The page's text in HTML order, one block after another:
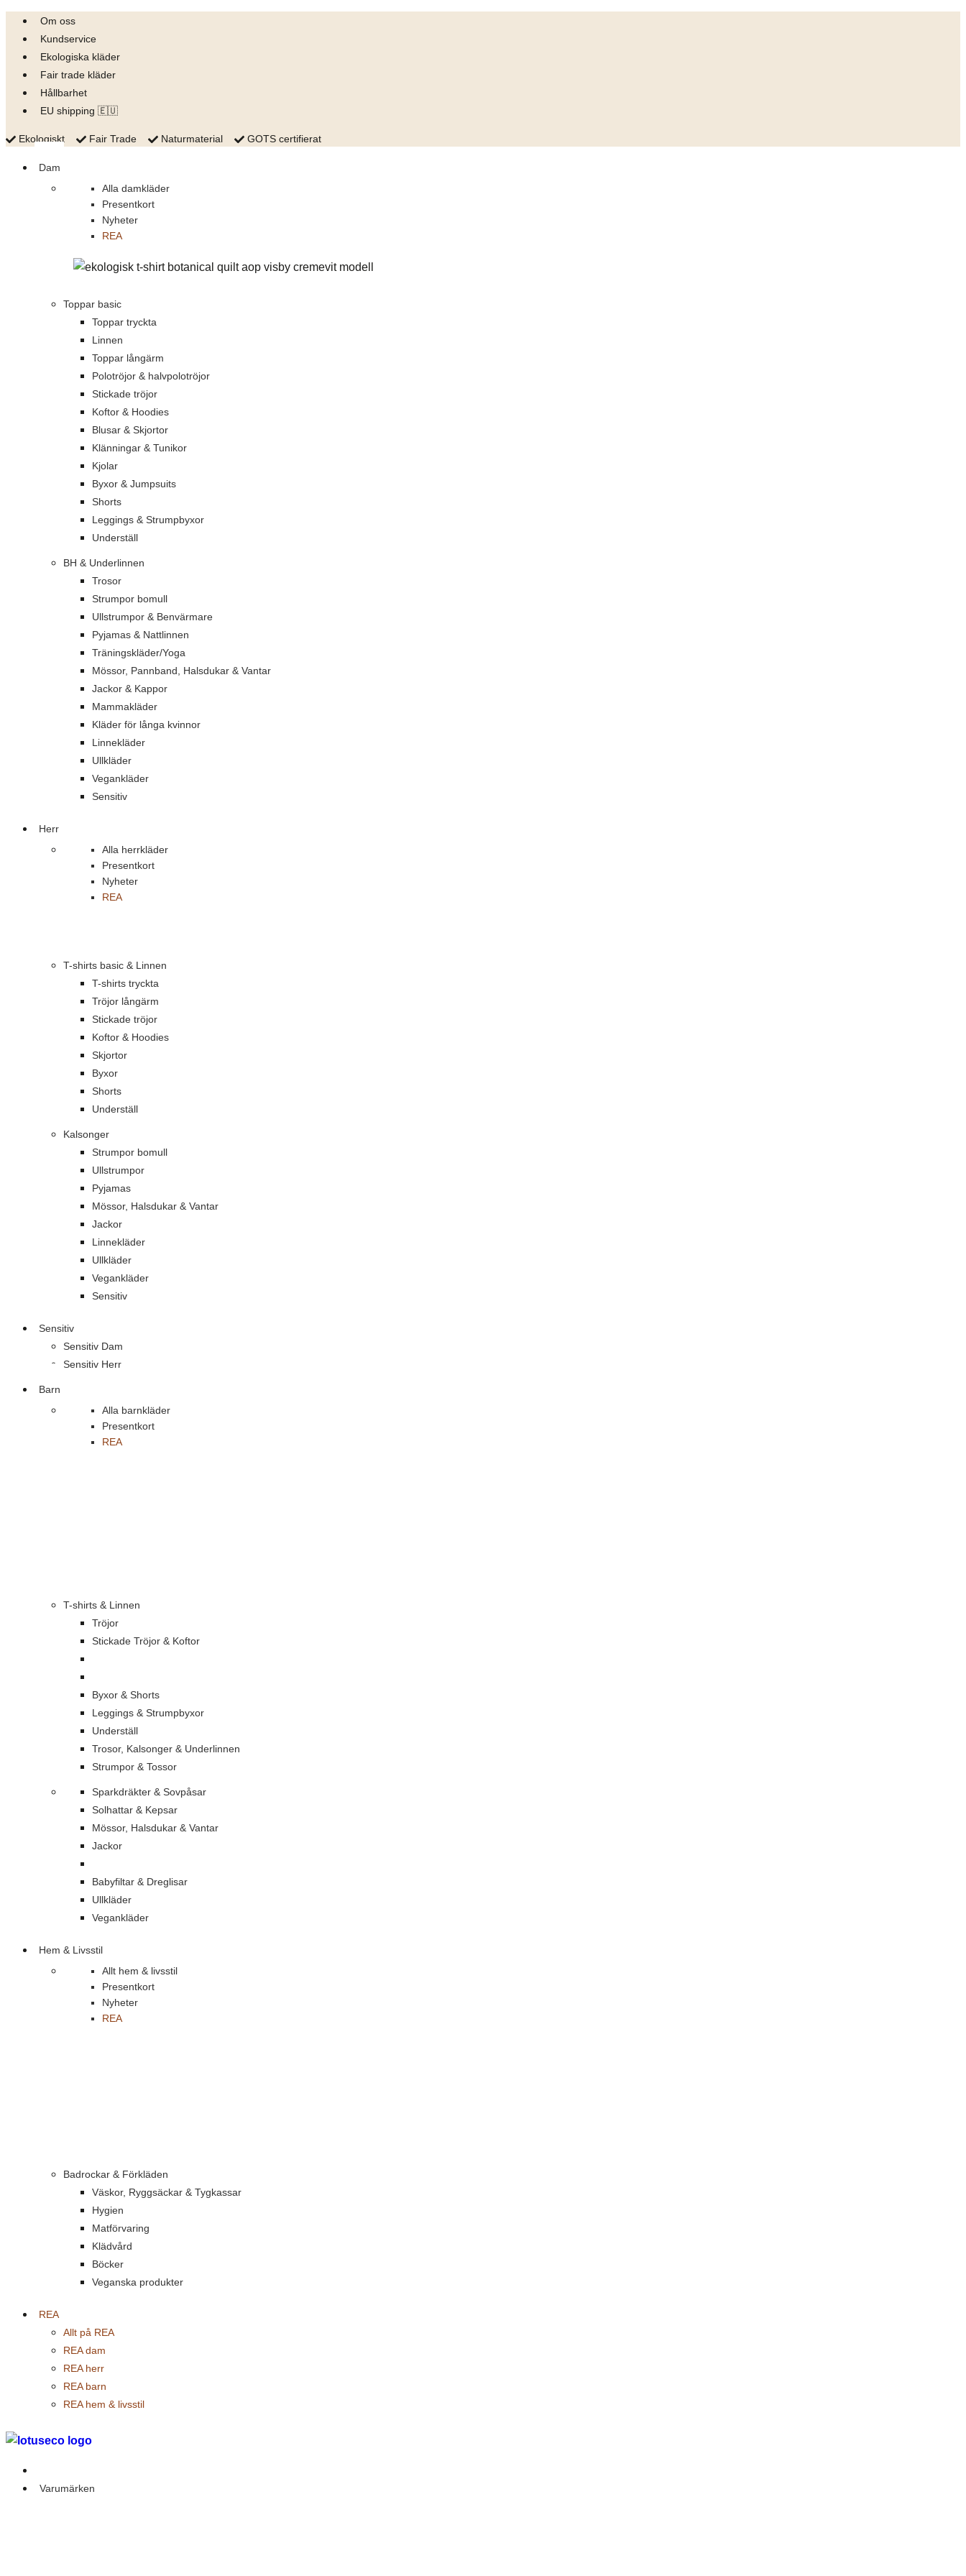
Skip
content
Om oss
Kundservice
Ekologiska kläder
Fair trade kläder
Hållbarhet
EU shipping 🇪🇺
Ekologiskt Fair Trade Naturmaterial GOTS certifierat
Dam
Alla damkläder
Presentkort
Nyheter
REA
Toppar basic
Toppar tryckta
Linnen
Toppar långärm
Polotröjor & halvpolotröjor
Stickade tröjor
Koftor & Hoodies
Blusar & Skjortor
Klänningar & Tunikor
Kjolar
Byxor & Jumpsuits
Shorts
Leggings & Strumpbyxor
Underställ
BH & Underlinnen
Trosor
Strumpor bomull
Ullstrumpor & Benvärmare
Pyjamas & Nattlinnen
Träningskläder/Yoga
Mössor, Pannband, Halsdukar & Vantar
Jackor & Kappor
Mammakläder
Kläder för långa kvinnor
Linnekläder
Ullkläder
Vegankläder
Sensitiv
Herr
Alla herrkläder
Presentkort
Nyheter
REA
T-shirts basic & Linnen
T-shirts tryckta
Tröjor långärm
Stickade tröjor
Koftor & Hoodies
Skjortor
Byxor
Shorts
Underställ
Kalsonger
Strumpor bomull
Ullstrumpor
Pyjamas
Mössor, Halsdukar & Vantar
Jackor
Linnekläder
Ullkläder
Vegankläder
Sensitiv
Sensitiv
Sensitiv Dam
Sensitiv Herr
Barn
Alla barnkläder
Presentkort
REA
T-shirts & Linnen
Tröjor
Stickade Tröjor & Koftor
Byxor & Shorts
Leggings & Strumpbyxor
Underställ
Trosor, Kalsonger & Underlinnen
Strumpor & Tossor
Sparkdräkter & Sovpåsar
Solhattar & Kepsar
Mössor, Halsdukar & Vantar
Jackor
Babyfiltar & Dreglisar
Ullkläder
Vegankläder
Hem & Livsstil
Allt hem & livsstil
Presentkort
Nyheter
REA
Badrockar & Förkläden
Väskor, Ryggsäckar & Tygkassar
Hygien
Matförvaring
Klädvård
Böcker
Veganska produkter
REA
Allt på REA
REA dam
REA herr
REA barn
REA hem & livsstil
Varumärken